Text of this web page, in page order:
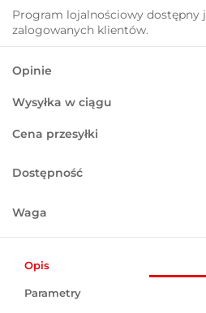
Program lojalnościowy dostępny
zalogowanych klientów.
Opinie
Wysyłka w ciągu
Cena przesyłki
Dostępność
Waga
Opis
Parametry